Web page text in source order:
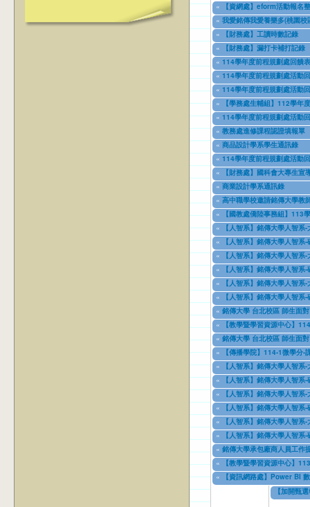
«
【資網處】eform活動報名
03/27/2013to12/31/2027
« 我愛銘傳我愛養樂多(桃園校
09/02/2019to09/30/2025
«
【財務處】工讀時數記錄
11/12/2021to07/31/2027
«
【財務處】漏打卡補打記錄
11/15/2021to07/31/2027
« 114學年度前程規劃處回饋
04/17/2022to07/31/2026
« 114學年度前程規劃處活動
02/01/2023to06/30/2026
« 114學年度前程規劃處活動
03/01/2023to06/12/2026
«
【學務處生輔組】112學年
07/17/2023to12/31/2028
« 114學年度前程規劃處活動
09/11/2023to01/02/2026
« 教務處進修課程認證填報單
11/08/2023to11/09/2026
« 商品設計學系學生通訊錄
11/08/2023to12/31/2027
« 114學年度前程規劃處活動
02/01/2024to06/30/2026
«
【財務處】國科會大專生
08/01/2024to10/31/2027
« 商業設計學系通訊錄
08/13/2024to08/13/2025
« 高中職學校邀請銘傳大學教
09/01/2024to08/31/2026
«
【國教處僑陸事務組】113
09/01/2024to07/31/2025
«
【人智系】銘傳大學人智
09/18/2024to09/18/2026
«
【人智系】銘傳大學人智
09/18/2024to09/18/2026
«
【人智系】銘傳大學人智
09/18/2024to09/18/2025
«
【人智系】銘傳大學人智
09/18/2024to09/18/2025
«
【人智系】銘傳大學人智
09/18/2024to09/18/2026
«
【人智系】銘傳大學人智
09/18/2024to09/18/2026
« 銘傳大學 台北校區 師生面
11/12/2024to12/31/2027
«
【教學暨學習資源中心】
02/12/2025to09/11/2025
« 銘傳大學 台北校區 師生面
03/03/2025to12/31/2028
«
【傳播學院】114-1微學分-
03/07/2025to12/31/2025
«
【人智系】銘傳大學人智
04/08/2025to04/08/2026
«
【人智系】銘傳大學人智
04/08/2025to04/08/2027
«
【人智系】銘傳大學人智
04/08/2025to04/08/2027
«
【人智系】銘傳大學人智
04/08/2025to04/08/2027
«
【人智系】銘傳大學人智
04/08/2025to04/08/2027
«
【人智系】銘傳大學人智
04/08/2025to04/08/2027
« 銘傳大學承包廠商人員工作
04/10/2025to04/10/2028
«
【教學暨學習資源中心】
06/13/2025to09/05/2025
«
【資訊網路處】Power BI
07/01/2025to07/09/2025
【加開甄
07/07/